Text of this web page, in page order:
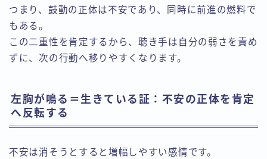
つまり、鼓動の正体は不安であり、同時に前進の燃料で
もある。
この二重性を肯定するから、聴き手は自分の弱さを責め
ずに、次の行動へ移りやすくなります。
左胸が鳴る＝生きている証：不安の正体を肯定
へ反転する
不安は消そうとすると増幅しやすい感情です。